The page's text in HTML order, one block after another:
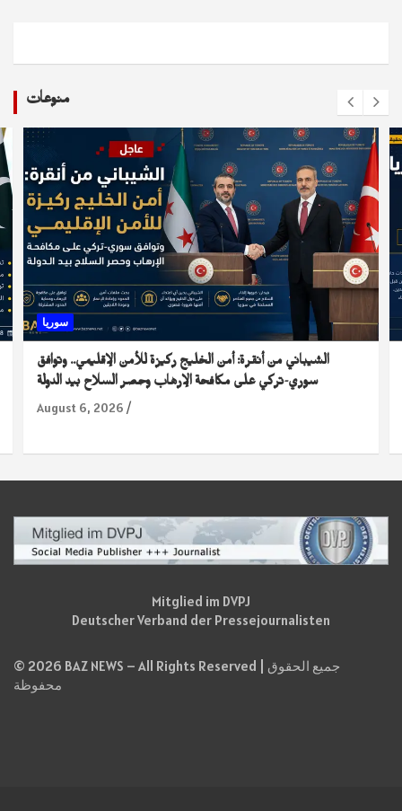
منوعات
سوريا
الشيباني من أنقرة: أمن الخليج ركيزة للأمن الإقليمي.. وتوافق
سوري-تركي على مكافحة الإرهاب وحصر السلاح بيد الدولة
August 6, 2026
Mitglied im DVPJ
Deutscher Verband der Pressejournalisten
© 2026 BAZ NEWS – All Rights Reserved | جميع الحقوق
محفوظة